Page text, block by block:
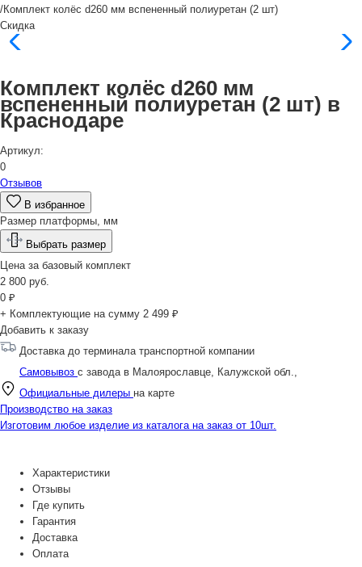
/Комплект колёс d260 мм вспененный полиуретан (2 шт)
Скидка
Комплект колёс d260 мм
вспененный полиуретан (2 шт) в
Краснодаре
Артикул:
0
Отзывов
В избранное
Размер платформы, мм
Выбрать размер
Цена за базовый комплект
2 800 руб.
0 ₽
+ Комплектующие на сумму 2 499 ₽
Добавить к заказу
Доставка до терминала транспортной компании
Самовывоз с завода в Малоярославце, Калужской обл.,
Официальные дилеры на карте
Производство на заказ
Изготовим любое изделие из каталога на заказ от 10шт.
Характеристики
Отзывы
Где купить
Гарантия
Доставка
Оплата